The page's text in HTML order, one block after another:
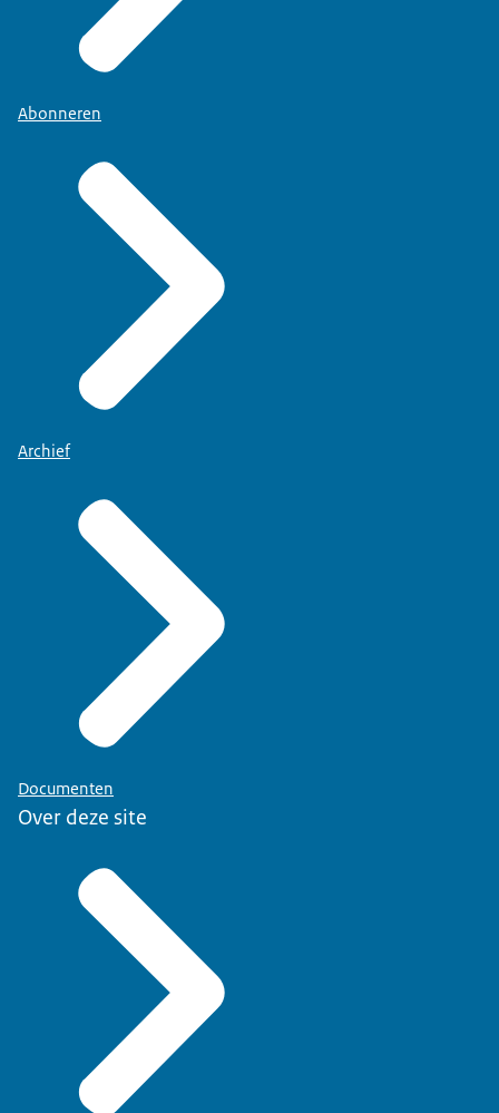
Abonneren
Archief
Documenten
Over deze site